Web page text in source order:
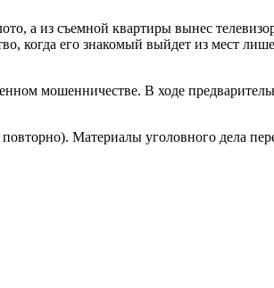
а из съемной квартиры вынес
когда его знакомый выйдет из мест
мошенничестве. В ходе
Материалы уголовного дела